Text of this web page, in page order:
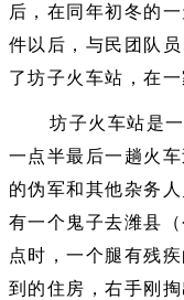
后，在同年初冬的
件以后，与民团队
了坊子火车站，在
坊子火车站是
一点半最后一趟火
的伪军和其他杂务
有一个鬼子去潍县
点时，一个腿有残
到的住房，右手刚